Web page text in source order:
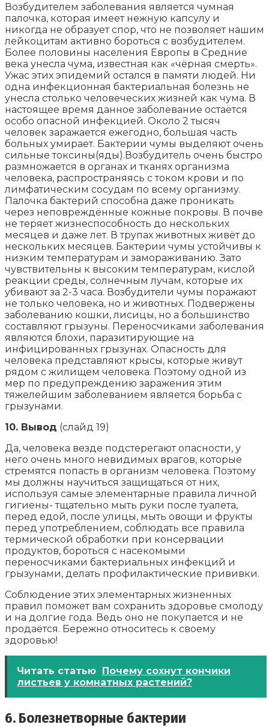
Возбудителем заболевания является чумная
палочка, которая имеет нежную капсулу и
никогда не образует спор, что не позволяет нашим
лейкоцитам активно бороться с возбудителем.
Более половины населения Европы в Средние
века унесла чума, известная как «чёрная смерть».
Ужас этих эпидемий остался в памяти людей. Ни
одна инфекционная бактериальная болезнь не
унесла столько человеческих жизней как чума. В
настоящее время данное заболевание остаётся
особо опасной инфекцией. Около 2 тысяч
человек заражается ежегодно, большая часть
больных умирает. Бактерии чумы выделяют очень
сильные токсины(яды).Возбудитель очень быстро
размножается в органах и тканях организма
человека, распространяясь с током крови и по
лимфатическим сосудам по всему организму.
Палочка бактерий способна даже проникать
через неповреждённые кожные покровы. В почве
не теряет жизнеспособность до нескольких
месяцев и даже лет. В трупах животных живёт до
нескольких месяцев. Бактерии чумы устойчивы к
низким температурам и замораживанию. Зато
чувствительны к высоким температурам, кислой
реакции среды, солнечным лучам, которые их
убивают за 2-3 часа. Возбудители чумы поражают
не только человека, но и животных. Подвержены
заболеванию кошки, лисицы, но а большинство
составляют грызуны. Переносчиками заболевания
являются блохи, паразитирующие на
инфицированных грызунах. Опасность для
человека представляют крысы, которые живут
рядом с жилищем человека. Поэтому одной из
мер по предупреждению заражения этим
тяжелейшим заболеванием является борьба с
грызунами.
10. Вывод (слайд 19)
Да, человека везде подстерегают опасности, у
него очень много невидимых врагов, которые
стремятся попасть в организм человека. Поэтому
мы должны научиться защищаться от них,
используя самые элементарные правила личной
гигиены- тщательно мыть руки после туалета,
перед едой, после улицы, мыть овощи и фрукты
перед употреблением, соблюдать все правила
термической обработки при консервации
продуктов, бороться с насекомыми
переносчиками бактериальных инфекций и
грызунами, делать профилактические прививки.
Соблюдение этих элементарных жизненных
правил поможет вам сохранить здоровье смолоду
и на долгие года. Ведь оно не покупается и не
продаётся. Бережно относитесь к своему
здоровью!
Читать статью Почему сохнут кончики
листьев у комнатных растений?
6. Болезнетворные бактерии